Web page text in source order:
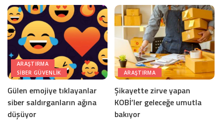
ARAŞTIRMA
SIBER GÜVENLIK
Gülen emojiye tıklayanlar
siber saldırganların ağına
düşüyor
ARAŞTIRMA
Şikayette zirve yapan
KOBİ’ler geleceğe umutla
bakıyor